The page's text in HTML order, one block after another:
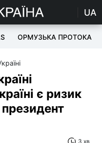
UA
ОРМУЗЬКА ПРОТОКА
є ризик
3 хв